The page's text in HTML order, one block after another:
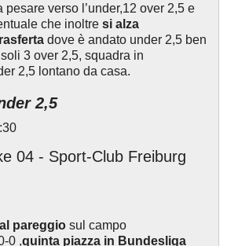
verso l’under,12 over 2,5 e
che inoltre si alza
dove è andato under 2,5 ben
3 over 2,5, squadra in
2,5 lontano da casa.
2,5
04 - Sport-Club Freiburg
pareggio sul campo
0 ,quinta piazza in Bundesliga